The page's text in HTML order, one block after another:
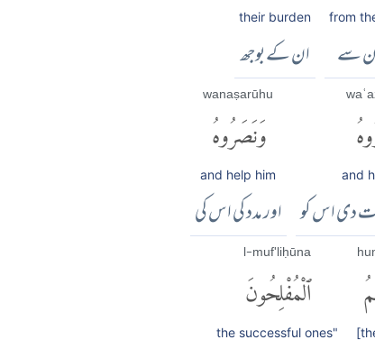
from
سے
their burden
ان کے بوجھ
and
دی اس کو
wanaṣarūhu
وَنَصَرُوهُ
and help him
اور مدد کی اس کی
l-muf'liḥūna
ٱلْمُفْلِحُونَ
the successful ones"